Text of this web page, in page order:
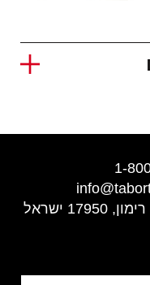
1-
ישראל